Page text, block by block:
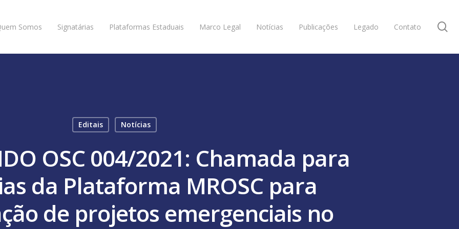
Somos Signatárias Plataformas Estaduais Marco Legal Notícias Publicações Legado Contato
Editais Notícias
OSC 004/2021: Chamada para
da Plataforma MROSC para
de projetos emergenciais no